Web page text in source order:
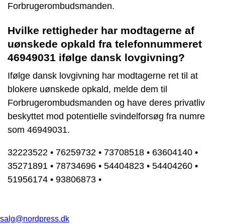
Forbrugerombudsmanden.
Hvilke rettigheder har modtagerne af
uønskede opkald fra telefonnummeret
46949031 ifølge dansk lovgivning?
Ifølge dansk lovgivning har modtagerne ret til at
blokere uønskede opkald, melde dem til
Forbrugerombudsmanden og have deres privatliv
beskyttet mod potentielle svindelforsøg fra numre
som 46949031.
32223522 • 76259732 • 73708518 • 63604140 •
35271891 • 78734696 • 54404823 • 54404260 •
51956174 • 93806873 •
salg@nordpress.dk